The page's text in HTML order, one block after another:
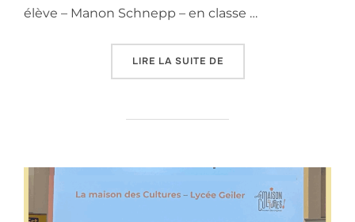
élève – Manon Schnepp – en classe …
LIRE LA SUITE DE« 40ᵉ FINALE DU